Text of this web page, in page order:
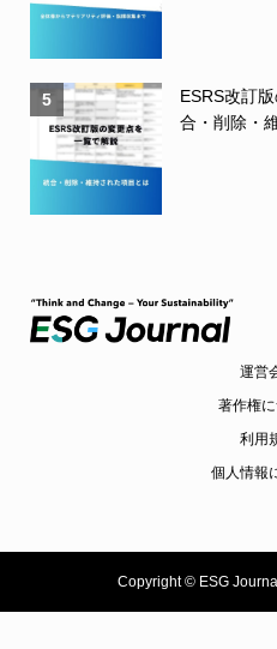
5
ESRS改訂
合・削除・
運営
著作権
利用
個人情報
Copyright ©ESG